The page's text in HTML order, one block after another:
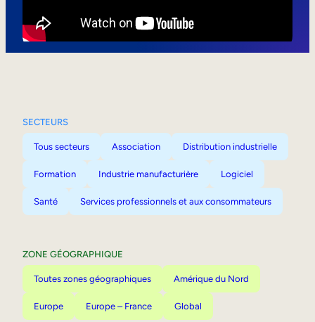
SECTEURS
Tous secteurs Association Distribution industrielle
Formation Industrie manufacturière Logiciel
Santé Services professionnels et aux consommateurs
ZONE GÉOGRAPHIQUE
Toutes zones géographiques Amérique du Nord
Europe Europe – France Global